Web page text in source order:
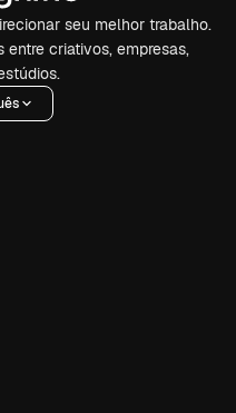
seu melhor trabalho.
entre criativos, empresas,